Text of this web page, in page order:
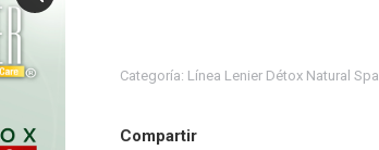
Categoría: Línea Lenier Détox Natural Spa
Compartir